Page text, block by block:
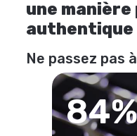
une
authentique
Ne passez pas
84%